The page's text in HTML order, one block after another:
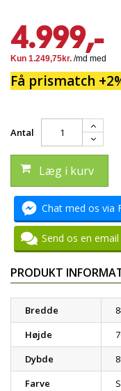
4.999,-
Få prismatch
Antal
Læg i kurv
Chat med os via
Send os en email
PRODUKT
Bredde
Højde
Dybde
Farve